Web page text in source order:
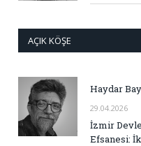
AÇIK KÖŞE
Haydar
29.04.2026
İzmir
Efsanesi: